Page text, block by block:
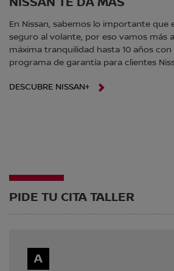
En Nissan, sabemos lo importante que
seguro al volante, por eso vamos más
máxima tranquilidad hasta 10 años
programa de garantía para clientes
DESCUBRE NISSAN+
PIDE TU CITA TALLER
A